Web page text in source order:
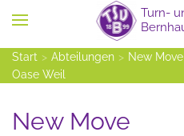
Zum Hauptinhalt springen
Start Abteilungen New Move
Oase Weil
New Move